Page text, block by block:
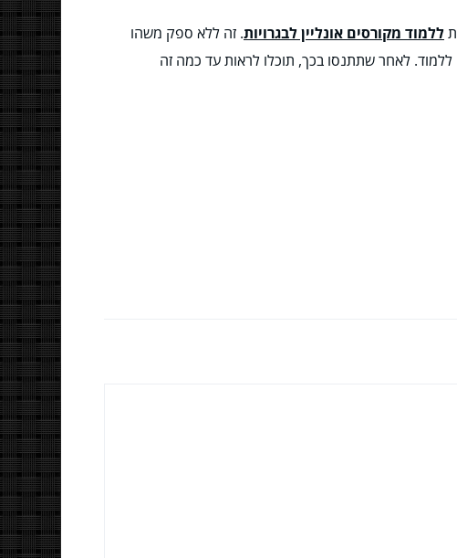
ללמוד מקורסים אונליין לבגרויות. זה ללא ספק משהו
לאחר שתתנסו בכך, תוכלו לראות עד כמה זה